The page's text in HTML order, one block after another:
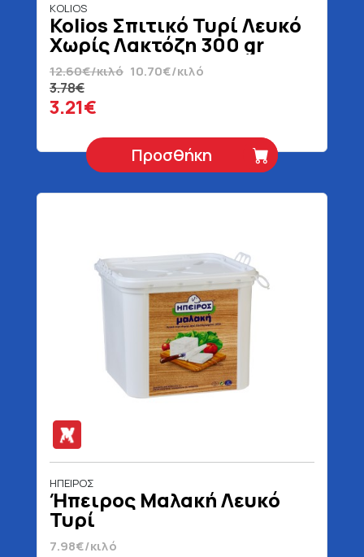
KOLIOS
Kolios Σπιτικό Τυρί Λευκό
Χωρίς Λακτόζη 300 gr
12.60€/κιλό 10.70€/κιλό
3.78€
3.21€
Προσθήκη
ΗΠΕΙΡΟΣ
Ήπειρος Μαλακή Λευκό
Τυρί
7.98€/κιλό